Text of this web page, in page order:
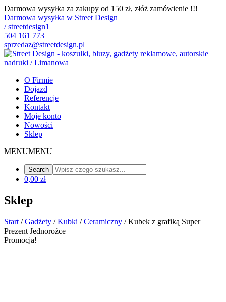
Darmowa wysyłka za zakupy od 150 zł, złóż zamówienie !!!
Darmowa wysyłka w Street Design
/ streetdesign1
504 161 773
sprzedaz@streetdesign.pl
O Firmie
Dojazd
Referencje
Kontakt
Moje konto
Nowości
Sklep
MENUMENU
0,00 zł
Sklep
Start /Gadżety /Kubki /Ceramiczny / Kubek z grafiką Super
Prezent Jednorożce
Promocja!